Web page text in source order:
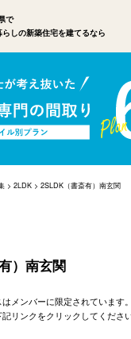
で
らしの新築住宅を建てるなら
>2LDK >2SLDK（書斎有）南玄関
）南玄関
メンバーに限定されています
リンクをクリックしてください